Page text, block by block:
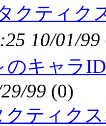
クティク
10/01/99
のキャラ
99 (0)
クティク